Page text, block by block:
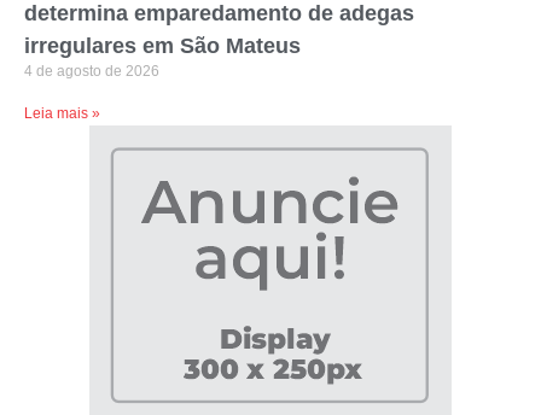
determina emparedamento de adegas
irregulares em São Mateus
4 de agosto de 2026
Leia mais »